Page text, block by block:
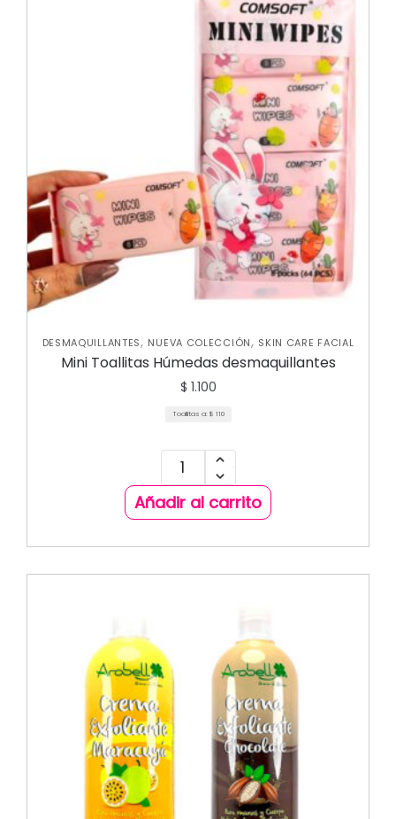
DESMAQUILLANTES, NUEVA COLECCIÓN, SKIN CARE FACIAL
Mini Toallitas Húmedas desmaquillantes
$ 1.100
Toallitas a: $ 110
Añadir al carrito